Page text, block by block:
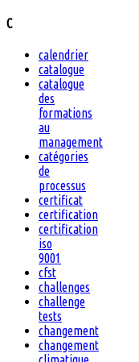
C
calendrier
catalogue
catalogue
des
formations
au
management
catégories
de
processus
certificat
certification
certification
iso
9001
cfst
challenges
challenge
tests
changement
changement